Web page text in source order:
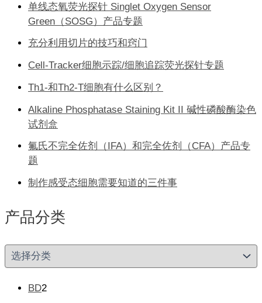
单线态氧荧光探针 Singlet Oxygen Sensor
Green（SOSG）产品专题
充分利用切片的技巧和窍门
Cell-Tracker细胞示踪/细胞追踪荧光探针专题
Th1-和Th2-T细胞有什么区别？
Alkaline Phosphatase Staining Kit II 碱性磷酸酶染色
试剂盒
氟氏不完全佐剂（IFA）和完全佐剂（CFA）产品专
题
制作感受态细胞需要知道的三件事
产品分类
产
品
BD22